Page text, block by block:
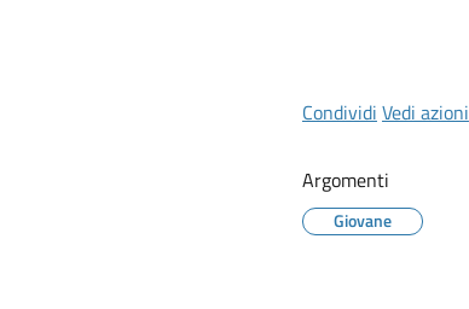
Condividi Vedi azioni
Argomenti
Giovane